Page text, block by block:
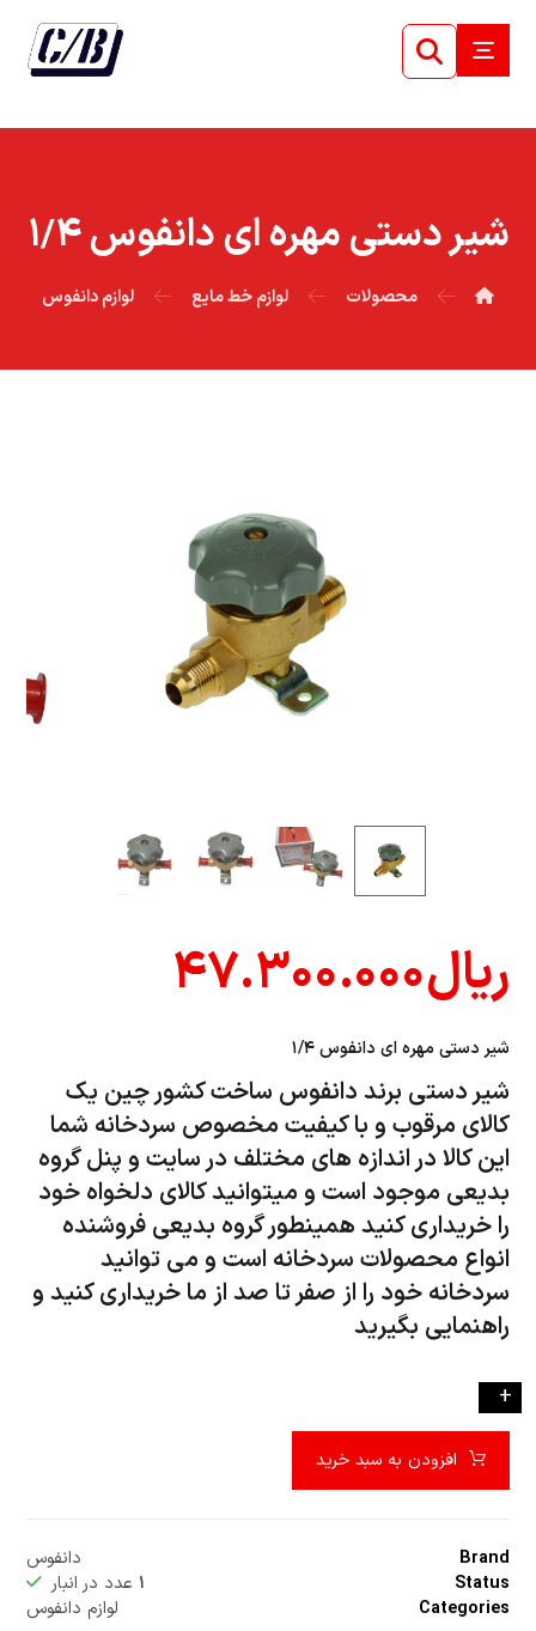
شير دستي مهره اي دانفوس ۱/۴
محصولات لوازم خط مایع لوازم دانفوس
ریال۴۷.۳۰۰.۰۰۰
شير دستي مهره اي دانفوس ۱/۴
شیر دستی برند دانفوس ساخت کشور چین یک
کالای مرقوب و با کیفیت مخصوص سردخانه شما
این کالا در اندازه های مختلف در سایت و پنل گروه
بدیعی موجود است و میتوانید کالای دلخواه خود
را خریداری کنید همینطور گروه بدیعی فروشنده
انواع محصولات سردخانه است و می توانید
سردخانه خود را از صفر تا صد از ما خریداری کنید و
راهنمایی بگیرید
+
افزودن به سبد خرید
Brand
دانفوس
Status
۱ عدد در انبار
Categories
لوازم دانفوس